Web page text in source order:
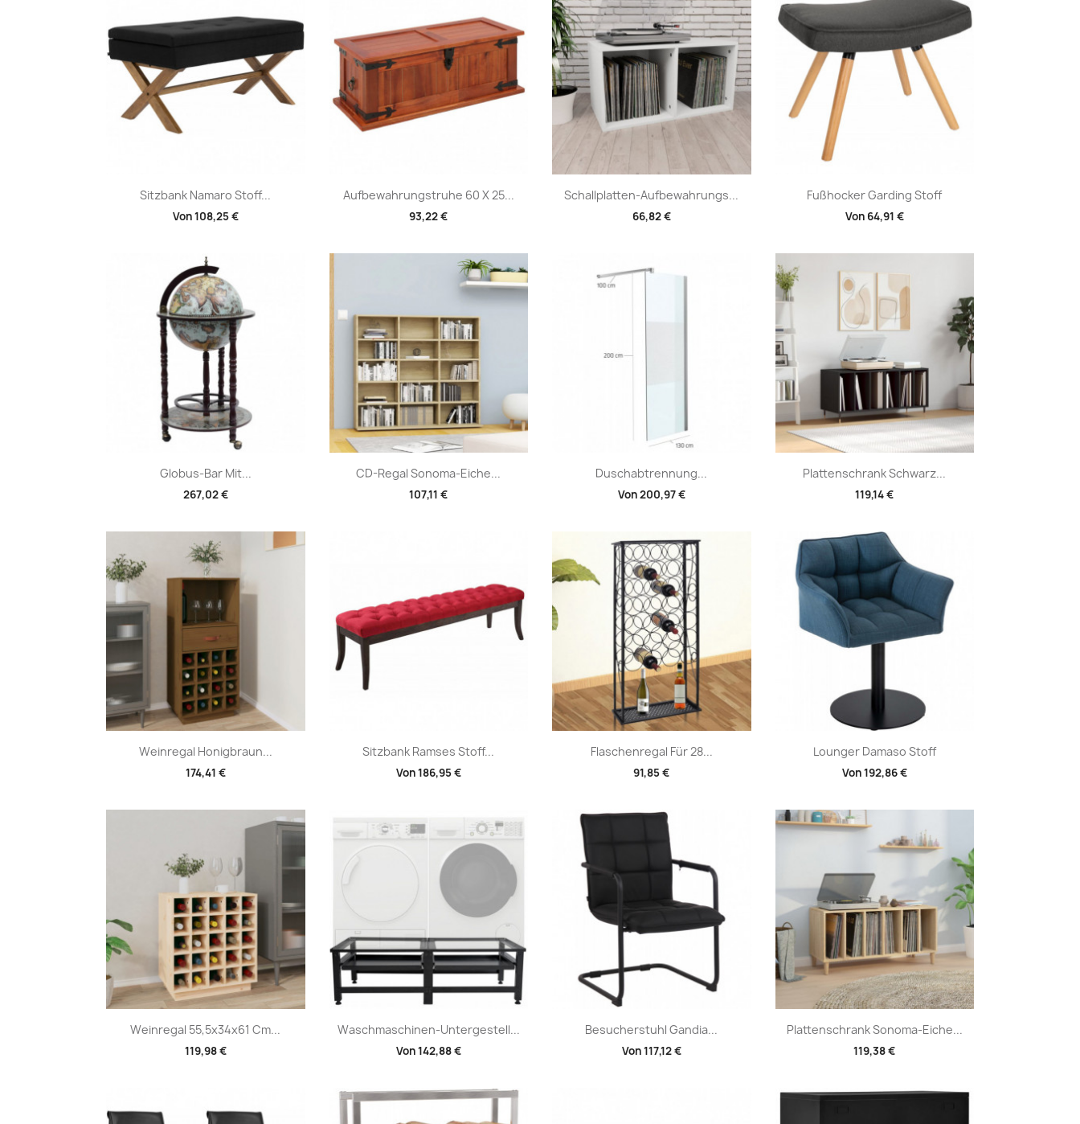
Sitzbank Namaro Stoff...
Von108,25 €
Vorschau Aufbewahrungstruhe 60 X 25...
93,22 €
Vorschau Schallplatten-Aufbewahrungs...
66,82 €
Vorschau Fußhocker Garding Stoff
Von 64,91 €
Vorschau
Globus-Bar Mit...
267,02 €
Vorschau CD-Regal Sonoma-Eiche...
107,11 €
Vorschau Duschabtrennung...
Von200,97 €
Vorschau Plattenschrank Schwarz...
119,14 €
Vorschau
Weinregal Honigbraun...
174,41 €
Vorschau Sitzbank Ramses Stoff...
Von186,95 €
Vorschau Flaschenregal Für 28...
91,85 €
Vorschau Lounger Damaso Stoff
Von192,86 €
Vorschau
Weinregal 55,5x34x61 Cm...
119,98 €
 Vorschau Waschmaschinen-Untergestell...
Von142,88 €
Vorschau Besucherstuhl Gandia...
Von117,12 €
Vorschau Plattenschrank Sonoma-Eiche...
119,38 €
Vorschau